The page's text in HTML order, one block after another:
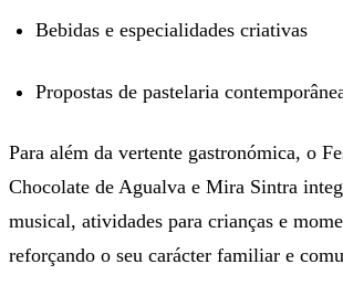
Bebidas e especialidades criativas
Propostas de pastelaria
Para além da vertente gastronómica, o
Chocolate de Agualva e Mira Sintra
musical, atividades para crianças e
reforçando o seu carácter familiar e